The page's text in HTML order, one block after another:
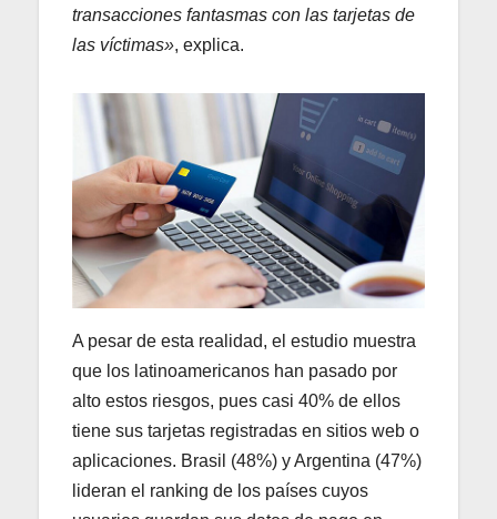
transacciones fantasmas con las tarjetas de
las víctimas», explica.
A pesar de esta realidad, el estudio muestra
que los latinoamericanos han pasado por
alto estos riesgos, pues casi 40% de ellos
tiene sus tarjetas registradas en sitios web o
aplicaciones. Brasil (48%) y Argentina (47%)
lideran el ranking de los países cuyos